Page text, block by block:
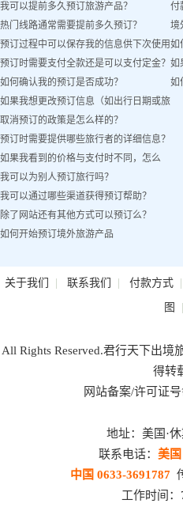
我可以提前多久预订旅游产品？
热门线路通常需要提前多久预订？
预订过程中可以保存我的信息供下次使用
吗？
预订时需要支付全款还是可以支付定金？
如何确认我的预订是否成功？
如果我想更改预订信息（如出行日期或旅
客姓名）怎么办？
取消预订的政策是怎么样的？
预订时需要提供哪些旅行者的详细信息？
如果我看到的价格与支付时不同，怎么
办？
我可以为别人预订旅行吗？
我可以通过哪些渠道获得预订帮助？
除了网站还有其他方式可以预订么？
如何开始预订境外旅游产品
付
境
如
如
如
关于我们 | 联系我们 | 付款方式
图 |
All Rights Reserved.君行天下出
得转
网站备案/许可证号
地址：美国·
联系电话： 美国
中国 0633-3691787
工作时间